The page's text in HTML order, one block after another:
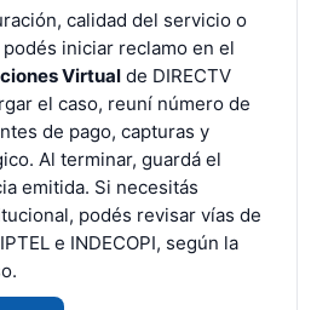
calidad del servicio o
iniciar reclamo en el
Virtual de DIRECTV
el caso, reuní número de
de pago, capturas y
Al terminar, guardá el
emitida. Si necesitás
podés revisar vías de
e INDECOPI, según la